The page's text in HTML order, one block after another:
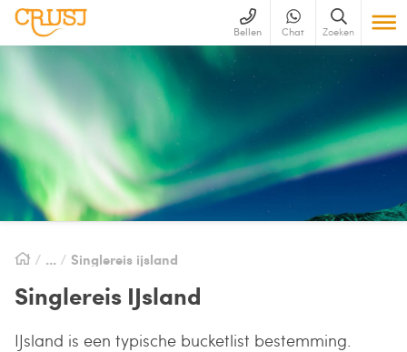
Bellen Chat Zoeken
Singlereis ijsland
Singlereis IJsland
IJsland is een typische bucketlist bestemming.